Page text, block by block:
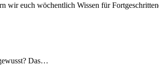
wir euch wöchentlich Wissen für
Das…